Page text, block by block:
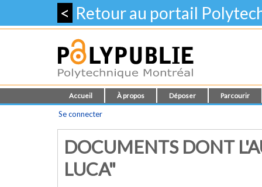
< Retour au portail
Accueil À propos Déposer Parcourir
Se connecter
DOCUMENTS DONT
LUCA"